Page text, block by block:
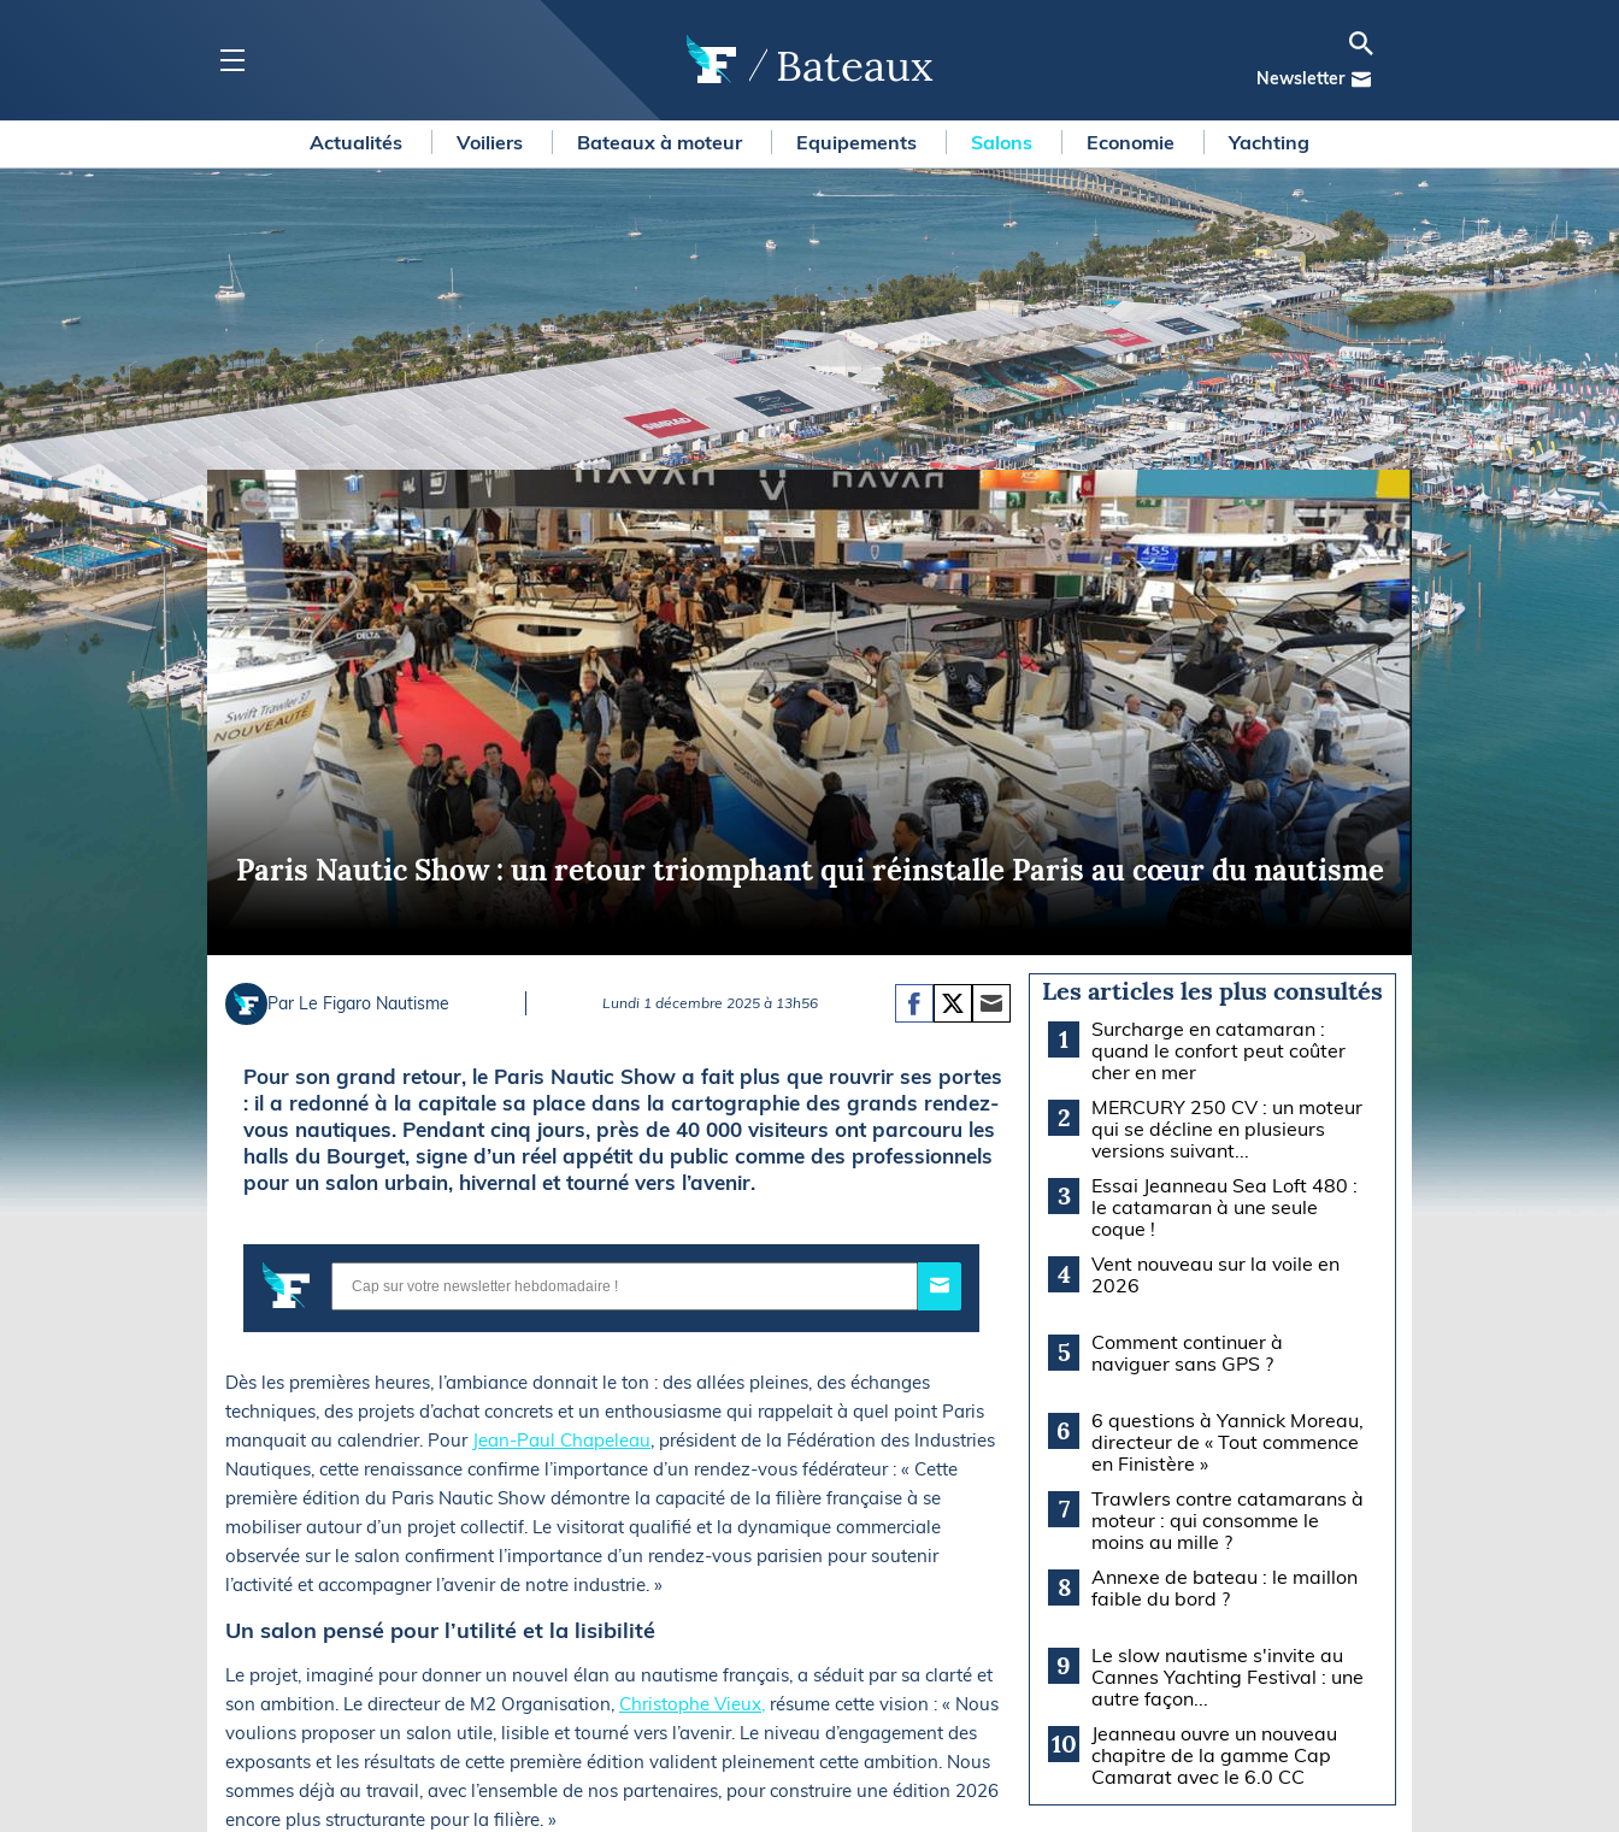
Bateaux Newsletter
BLOC MARINE
Ports
Carnets de voyage
Dossiers de la
Collection Bloc Marine
Application Bloc Marine
Règlementation
BATEAUX
Voiliers
Bateaux à moteur
Equipements
Salons
Economie
Yachting
COURSES
Courses au large
Régates
La Solitaire du Figaro Paprec
Transat Paprec
Vendée Globe
Arkea Ultim Challenge
Route du Rhum - Destination
Guadeloupe
Transat Café l'Or
America's Cup
LOISIRS
Pêche en mer
Plongée
Glisse
MÉTÉO MARINE
LIFESTYLE
Shopping
Culture nautique
Gastronomie
Blogs
SERVICES
Nos magazines
La newsletter
METEO CONSULT Marine
Briefings
FLASH INFO
Actualités Voiliers Bateaux à moteur Equipements Salons Economie Yachting
Paris Nautic Show : un retour triomphant qui réinstalle Paris au cœur du nautisme
Par Le Figaro Nautisme Lundi 1 décembre 2025 à 13h56
Pour son grand retour, le Paris Nautic Show a fait plus que rouvrir ses portes
: il a redonné à la capitale sa place dans la cartographie des grands rendez-
vous nautiques. Pendant cinq jours, près de 40 000 visiteurs ont parcouru les
halls du Bourget, signe d’un réel appétit du public comme des professionnels
pour un salon urbain, hivernal et tourné vers l’avenir.
Dès les premières heures, l’ambiance donnait le ton : des allées pleines, des échanges
techniques, des projets d’achat concrets et un enthousiasme qui rappelait à quel point Paris
manquait au calendrier. Pour Jean-Paul Chapeleau, président de la Fédération des Industries
Nautiques, cette renaissance confirme l’importance d’un rendez-vous fédérateur : « Cette
première édition du Paris Nautic Show démontre la capacité de la filière française à se
mobiliser autour d’un projet collectif. Le visitorat qualifié et la dynamique commerciale
observée sur le salon confirment l’importance d’un rendez-vous parisien pour soutenir
l’activité et accompagner l’avenir de notre industrie. »
Un salon pensé pour l’utilité et la lisibilité
Le projet, imaginé pour donner un nouvel élan au nautisme français, a séduit par sa clarté et
son ambition. Le directeur de M2 Organisation, Christophe Vieux, résume cette vision : « Nous
voulions proposer un salon utile, lisible et tourné vers l’avenir. Le niveau d’engagement des
exposants et les résultats de cette première édition valident pleinement cette ambition. Nous
sommes déjà au travail, avec l’ensemble de nos partenaires, pour construire une édition 2026
encore plus structurante pour la filière. »
Les articles les plus consultés
1
Surcharge en catamaran :
quand le confort peut coûter
cher en mer
2
MERCURY 250 CV : un moteur
qui se décline en plusieurs
versions suivant...
3
Essai Jeanneau Sea Loft 480 :
le catamaran à une seule
coque !
4
Vent nouveau sur la voile en
2026
5
Comment continuer à
naviguer sans GPS ?
6
6 questions à Yannick Moreau,
directeur de « Tout commence
en Finistère »
7
Trawlers contre catamarans à
moteur : qui consomme le
moins au mille ?
8
Annexe de bateau : le maillon
faible du bord ?
9
Le slow nautisme s'invite au
Cannes Yachting Festival : une
autre façon...
10
Jeanneau ouvre un nouveau
chapitre de la gamme Cap
Camarat avec le 6.0 CC